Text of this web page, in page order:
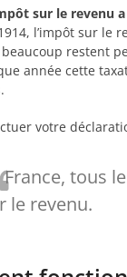
sur le revenu
l’impôt sur le
restent
année cette
votre
France, tous
le revenu.